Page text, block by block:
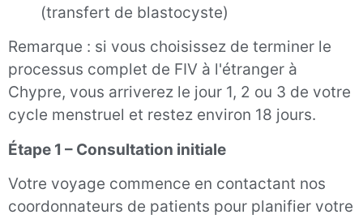
(transfert de blastocyste)
Remarque : si vous choisissez de terminer le
processus complet de FIV à l'étranger à
Chypre, vous arriverez le jour 1, 2 ou 3 de votre
cycle menstruel et restez environ 18 jours.
Étape 1 – Consultation initiale
Votre voyage commence en contactant nos
coordonnateurs de patients pour planifier votre